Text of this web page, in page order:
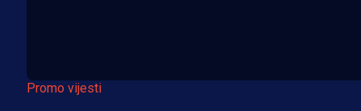
Promo vijesti